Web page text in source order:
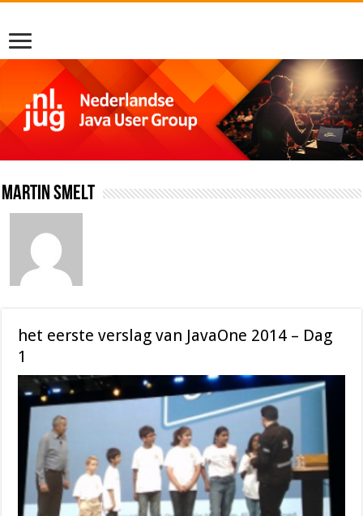
Martin Smelt
het eerste verslag van JavaOne 2014 – Dag
1